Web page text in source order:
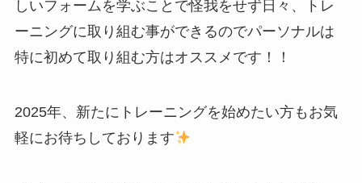
しいフォームを学ぶことで怪我をせず日々、トレ
ーニングに取り組む事ができるのでパーソナルは
特に初めて取り組む方はオススメです！！
2025年、新たにトレーニングを始めたい方もお気
軽にお待ちしております